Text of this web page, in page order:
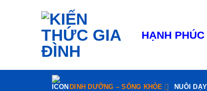
HẠNH
DINH DƯỠNG – SỐNG KHỎE NUÔI